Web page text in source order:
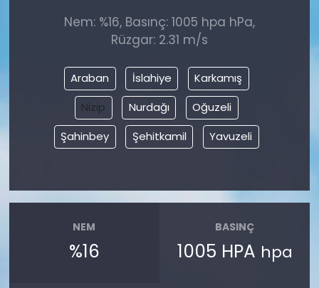
Nem: %16, Basınç: 1005 hpa hPa,
Rüzgar: 2.31 m/s
Araban İslahiye
Karkamış
Nizip
Nurdağı
Oğuzeli
Şahinbey
Şehitkamil Yavuzeli
NEM
%16
BASINÇ
1005 HPA hpa